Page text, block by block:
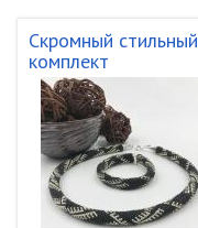
Скромный стильный
комплект